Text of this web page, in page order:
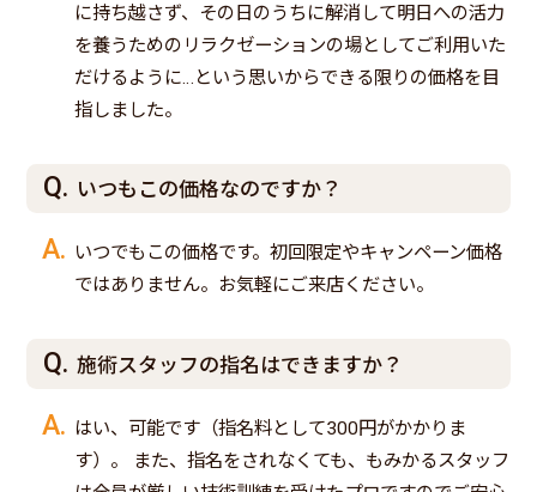
に持ち越さず、その日のうちに解消して明日への活力
を養うためのリラクゼーションの場としてご利用いた
だけるように…という思いからできる限りの価格を目
指しました。
いつもこの価格なのですか？
いつでもこの価格です。初回限定やキャンペーン価格
ではありません。お気軽にご来店ください。
施術スタッフの指名はできますか？
はい、可能です（指名料として300円がかかりま
す）。 また、指名をされなくても、もみかるスタッフ